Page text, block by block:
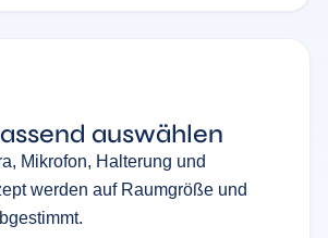
auswählen
Mikrofon, Halterung und
werden auf Raumgröße und